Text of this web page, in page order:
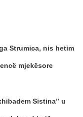
Strumica, nis hetim
mjekësore
Sistina” u